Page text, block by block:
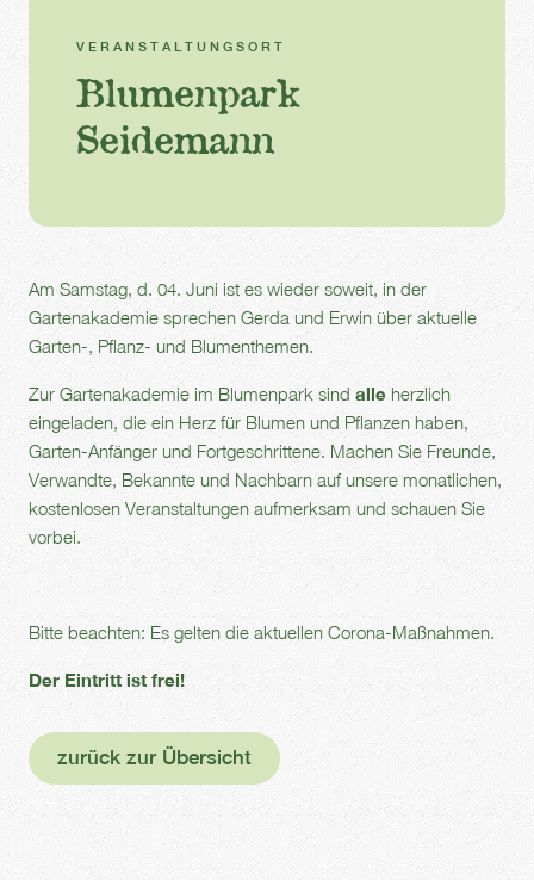
Am Samstag, d. 04. Juni ist es wieder soweit, in der
Gartenakademie sprechen Gerda und Erwin über aktuelle
Garten-, Pflanz- und Blumenthemen.
Zur Gartenakademie im Blumenpark sind alle herzlich
eingeladen, die ein Herz für Blumen und Pflanzen haben,
Garten-Anfänger und Fortgeschrittene. Machen Sie Freunde,
Verwandte, Bekannte und Nachbarn auf unsere monatlichen,
kostenlosen Veranstaltungen aufmerksam und schauen Sie
vorbei.
Bitte beachten: Es gelten die aktuellen Corona-Maßnahmen.
Der Eintritt ist frei!
zurück zur Übersicht
VERANSTALTUNGSORT
Blumenpark
Seidemann